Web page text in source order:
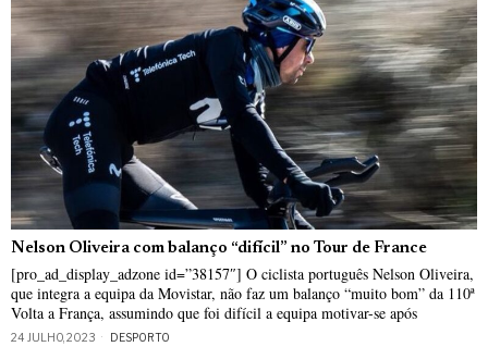
Nelson Oliveira com balanço “difícil” no Tour de France
[pro_ad_display_adzone id=”38157″] O ciclista português Nelson Oliveira,
que integra a equipa da Movistar, não faz um balanço “muito bom” da 110ª
Volta a França, assumindo que foi difícil a equipa motivar-se após
24 JULHO, 2023 DESPORTO